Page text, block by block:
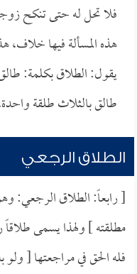
فلا تحل له حتى تنكح
هذه المسألة فيها
يقول: الطلاق بكلمة:
طالق بالثلاث طلقة
الطلاق الرجعي
[ رابعاً: الطلاق الرجعي:
مطلقته ] ولهذا يسمى
فله الحق في مراجعتها [